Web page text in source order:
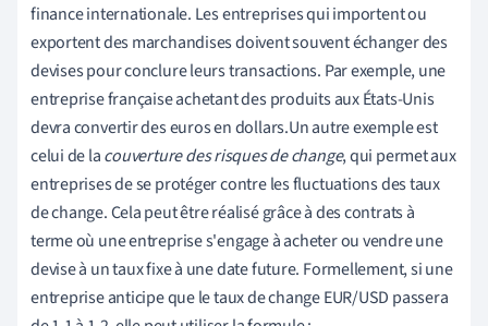
finance internationale. Les entreprises qui importent ou
exportent des marchandises doivent souvent échanger des
devises pour conclure leurs transactions. Par exemple, une
entreprise française achetant des produits aux États-Unis
devra convertir des euros en dollars.Un autre exemple est
celui de lacouverture des risques de change, qui permet aux
entreprises de se protéger contre les fluctuations des taux
de change. Cela peut être réalisé grâce à des contrats à
terme où une entreprise s'engage à acheter ou vendre une
devise à un taux fixe à une date future. Formellement, si une
entreprise anticipe que le taux de change EUR/USD passera